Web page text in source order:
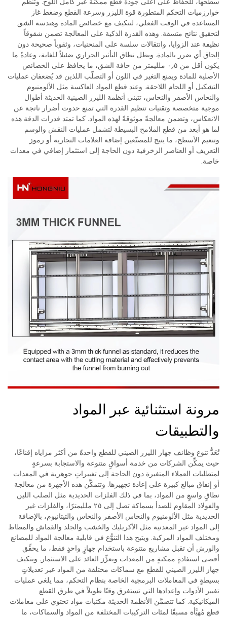
خوارزميات التحكم المتطورة قوة الليزر وسرعة القطع وضغط غاز
المساعدة في الوقت الفعلي، لتتكيف مع خصائص المادة وهندسة الشق
لتحقيق نتائج متسقة. وهذه القدرة الذكية على المعالجة تضمن شقوقاً
نظيفة عند الزوايا، وانتقالات سلسة على المنحنيات، وثقوباً صحيحة دون
إلحاق أي ضرر بالمادة. ويظل نطاق التأثير الحراري ضئيلاً للغاية، وعادةً ما
يكون أقل من ٠٫٥ ملليمتر من حافة الشق، ما يحافظ على الخصائص
الأصلية للمادة ويمنع التغير في اللون أو التصلّب اللذين قد يُضعفان عمليات
التشكيل أو اللحام اللاحقة. وعند قطع المواد العاكسة مثل الألومنيوم
والنحاس الأصفر والنحاس، تتبنى أنظمة الليزر الصينية الحديثة أطوال
موجية متخصصة وتقنيات تنظيم القدرة التي تمنع حدوث أضرار ناتجة عن
الانعكاس، وتضمن معالجةً موثوقةً لهذه المواد. كما تمتد قدرات الدقة هذه
لما هو أبعد من قطع الملامح البسيطة لتشمل عمليات النقش والوسم
وتنعيم الأسطح، ما يتيح للمصنّعين إضافة العلامات التجارية أو رموز
التعريف أو العناصر الزخرفية دون الحاجة إلى استثمار إضافي في معدات
خاصة.
مرونة استثنائية عبر المواد
والتطبيقات
تُعَدُّ تنوع وظائف جهاز الليزر الصيني للقطع واحدةً من أكثر مزاياه إقناعًا،
حيث يمكِّن الشركات من خدمة أسواقٍ متنوعة والاستجابة بسرعةٍ
لمتطلبات العملاء المتغيرة دون الحاجة إلى تغييراتٍ جوهرية في المعدات
أو إنفاق مبالغ كبيرة على إعادة تجهيزها. وتتمكَّن هذه الأجهزة من معالجة
نطاقٍ واسعٍ من المواد، بما في ذلك الفلزات الحديدية مثل الصلب اللين
والفولاذ المقاوم للصدأ بسماكة تصل إلى ٢٥ ملليمترًا، والفلزات غير
الحديدية مثل الألومنيوم والنحاس الأصفر والنحاس والتيتانيوم، بالإضافة
إلى المواد غير المعدنية مثل الأكريليك والخشب والجلد والقماش والمطاط
ومختلف المواد المركبة. ويتيح هذا التنوُّع في قابلية معالجة المواد للمصانع
والورش أن تقبل مشاريع متنوعة باستخدام جهازٍ واحدٍ فقط، ما يحقِّق
أقصى استفادةٍ ممكنةٍ من المعدات ويعزِّز العائد على الاستثمار. ويتكيف
جهاز الليزر الصيني للقطع مع سماكات مختلفة من المواد عبر تعديلاتٍ
بسيطةٍ في المعاملات البرمجية الخاصة بنظام التحكم، مما يلغي عمليات
تغيير الأدوات وإعدادها التي تستغرق وقتًا طويلاً في طرق القطع
الميكانيكية. كما تتضمَّن الأنظمة الحديثة مكتبات مواد تحتوي على معاملات
قطع مُهيَّأة مسبقًا لمئات التركيبات المختلفة من المواد والسماكات، ما